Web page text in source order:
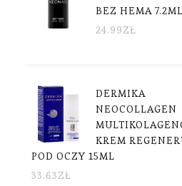
BEZ HEMA
24.99ZŁ
DERMIKA
NEOCOLLAGEN
KREM
POD OCZY 15ML
33.63ZŁ